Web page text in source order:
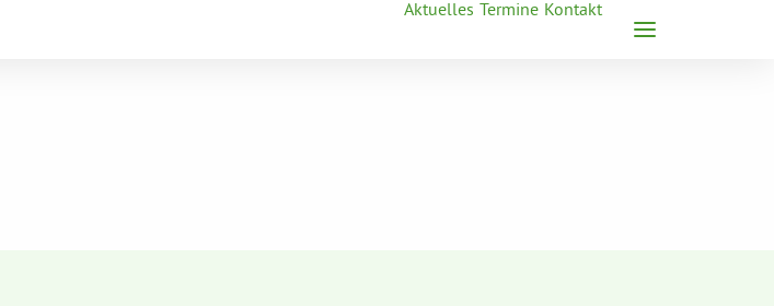
Aktuelles Termine Kontakt